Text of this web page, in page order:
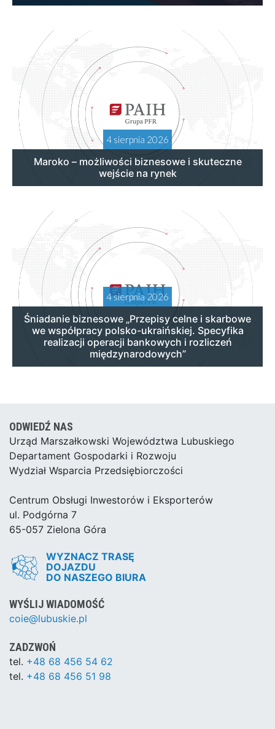
4 sierpnia 2026
Maroko – możliwości biznesowe i skuteczne
wejście na rynek
4 sierpnia 2026
Śniadanie biznesowe „Przepisy celne i skarbowe
we współpracy polsko-ukraińskiej. Specyfika
realizacji operacji bankowych i rozliczeń
międzynarodowych”
ODWIEDŹ NAS
Urząd Marszałkowski Województwa Lubuskiego
Departament Gospodarki i Rozwoju
Wydział Wsparcia Przedsiębiorczości
Centrum Obsługi Inwestorów i Eksporterów
ul. Podgórna 7
65-057 Zielona Góra
WYZNACZ TRASĘ
DOJAZDU
DO NASZEGO BIURA
WYŚLIJ WIADOMOŚĆ
coie@lubuskie.pl
ZADZWOŃ
tel. +48 68 456 54 62
tel. +48 68 456 51 98